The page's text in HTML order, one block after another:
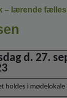
– lærende
d. 27.
holdes i